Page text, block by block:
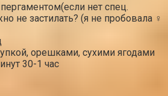
нет спец.
не застилать? (я не пробовала ‍♀️
орешками, сухими ягодами
30-1 час